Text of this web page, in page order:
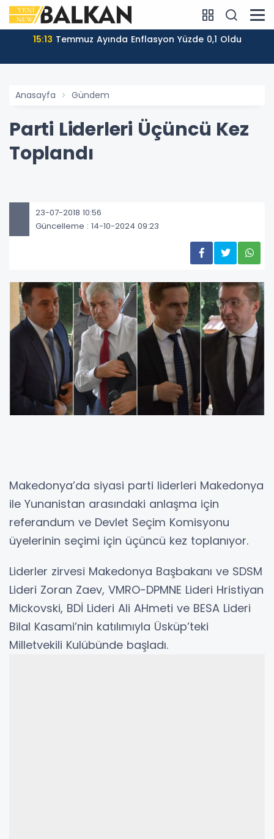
15:13 Temmuz Ayında Enflasyon Yüzde 0,1 Oldu
Anasayfa Gündem
Parti Liderleri Üçüncü Kez
Toplandı
23-07-2018 10:56
Güncelleme : 14-10-2024 09:23
Makedonya’da siyasi parti liderleri Makedonya
ile Yunanistan arasındaki anlaşma için
referandum ve Devlet Seçim Komisyonu
üyelerinin seçimi için üçüncü kez toplanıyor.
Liderler zirvesi Makedonya Başbakanı ve SDSM
Lideri Zoran Zaev, VMRO-DPMNE Lideri Hristiyan
Mickovski, BDİ Lideri Ali AHmeti ve BESA Lideri
Bilal Kasami’nin katılımıyla Üsküp’teki
Milletvekili Kulübünde başladı.